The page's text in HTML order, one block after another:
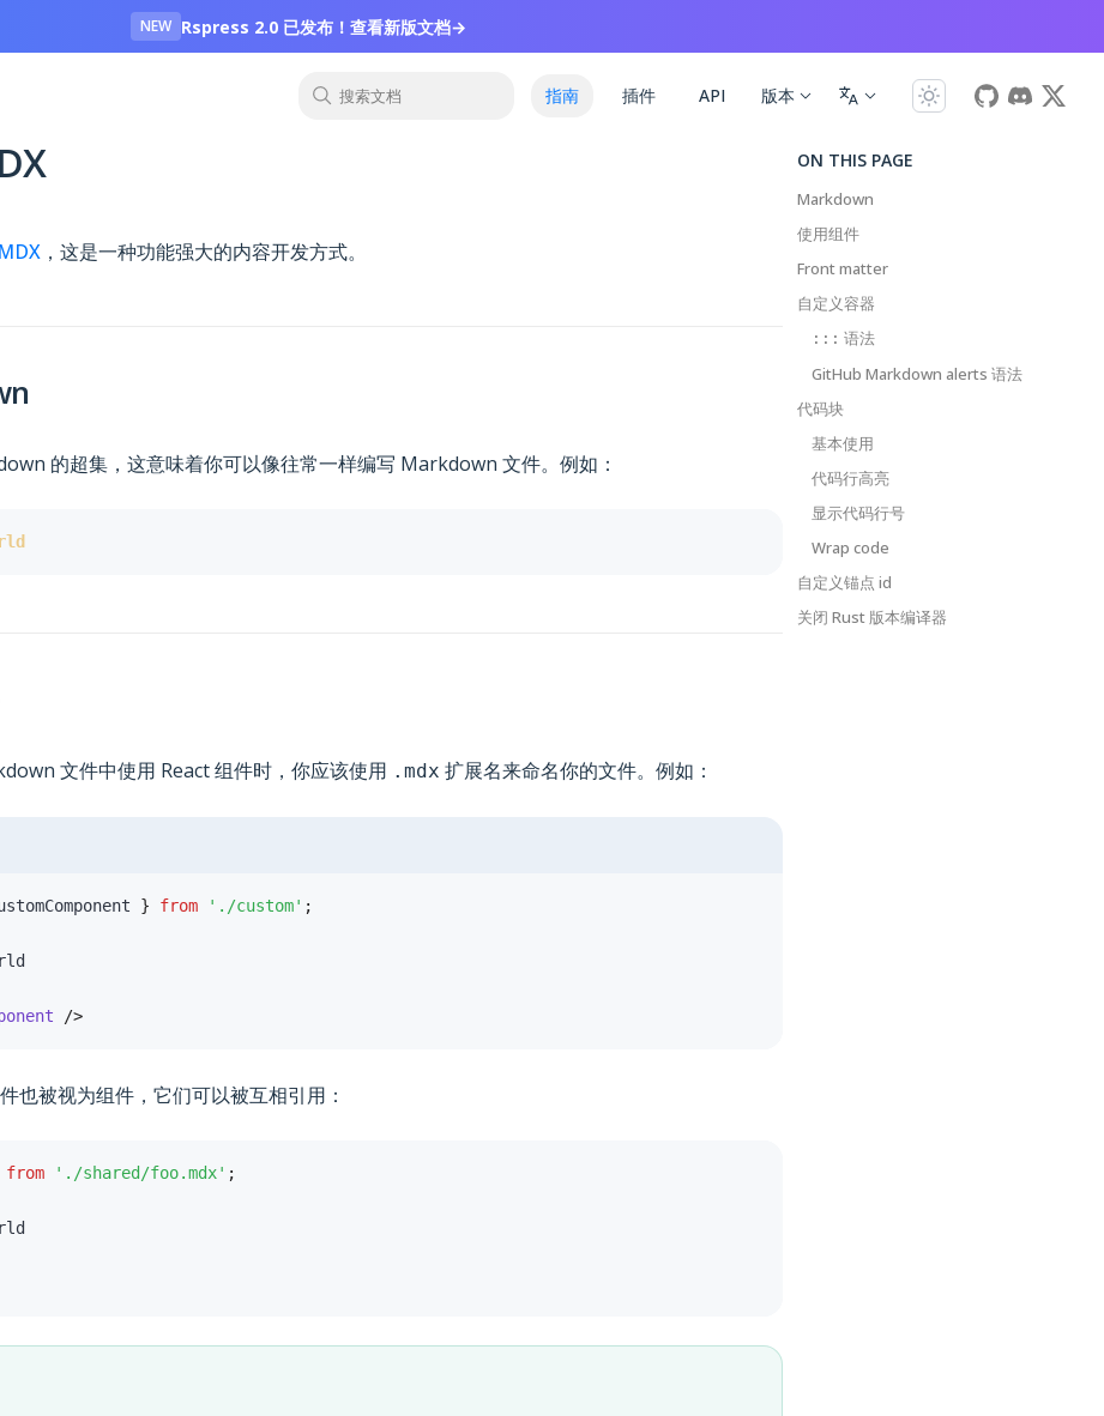
NEW Rspress 2.0 已发布！查看新版文档→
搜索文档 指南 插件 API 版本
MDX ，这是一种功能强大的内容开发方式。
的超集，这意味着你可以像往常一样编写 Markdown 文件。例如：
文件中使用 React 组件时，你应该使用 .mdx 扩展名来命名你的文件。例如：
} from './custom' ;
/>
也被视为组件，它们可以被互相引用：
from './shared/foo.mdx' ;
ON THIS PAGE
Markdown
使用组件
Front matter
自定义容器
::: 语法
GitHub Markdown alerts 语法
代码块
基本使用
代码行高亮
显示代码行号
Wrap code
自定义锚点 id
关闭 Rust 版本编译器